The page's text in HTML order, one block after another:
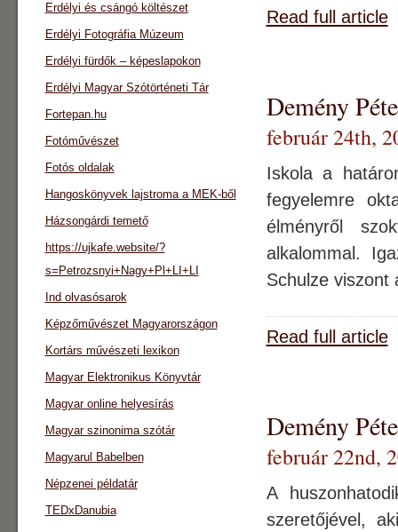
Read full article
Demény
február 24th,
Iskola a
fegyelemre
élményről
alkalommal.
Schulze viszont
Read full article
Demény
február 22nd,
A
szeretőjével,
Erdélyi és csángó költészet
Erdélyi Fotográfia Múzeum
Erdélyi fürdők – képeslapokon
Erdélyi Magyar Szótörténeti Tár
Fortepan.hu
Fotóművészet
Fotós oldalak
Hangoskönyvek lajstroma a MEK-ből
Házsongárdi temető
https://ujkafe.website/?
s=Petrozsnyi+Nagy+Pl+LI+LI
Ind olvasósarok
Képzőművészet Magyarországon
Kortárs művészeti lexikon
Magyar Elektronikus Könyvtár
Magyar online helyesírás
Magyar szinonima szótár
Magyarul Babelben
Népzenei példatár
TEDxDanubia